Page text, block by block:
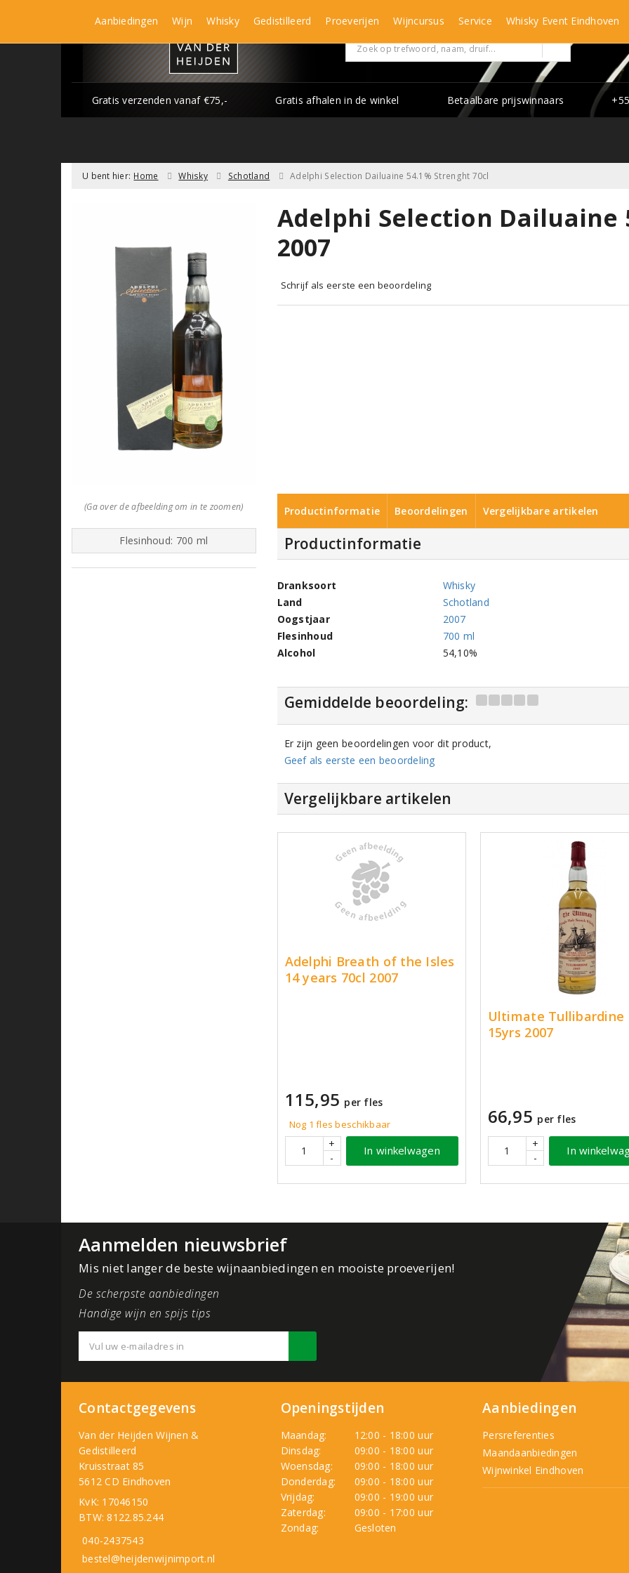
Gratis verzenden vanaf €75,- Gratis afhalen in de winkel Betaalbare prijswinnaars
Aanbiedingen Wijn Whisky Gedistilleerd Proeverijen Wijncursus Service Whisky Event Eindhoven
U bent hier: Home Whisky Schotland Adelphi Selection Dailuaine 54.1% Strenght 70cl
(Ga over de afbeelding om in te zoomen)
Flesinhoud: 700 ml
Adelphi Selection Dailuaine
2007
Schrijf als eerste een beoordeling
Productinformatie Beoordelingen Vergelijkbare artikelen
Productinformatie
Dranksoort
Whisky
Land
Schotland
Oogstjaar
2007
Flesinhoud
700 ml
Alcohol
54,10%
Gemiddelde beoordeling:
Er zijn geen beoordelingen voor dit product,
Geef als eerste een beoordeling
Vergelijkbare artikelen
Adelphi Breath of the Isles
14 years 70cl 2007
115,95 per fles
Nog 1 fles beschikbaar
+
-
In winkelwagen
Ultimate Tullibardine
15yrs 2007
66,95 per fles
+
-
In
Aanmelden nieuwsbrief
Mis niet langer de beste wijnaanbiedingen en mooiste proeverijen!
De scherpste aanbiedingen
Handige wijn en spijs tips
Contactgegevens
Van der Heijden Wijnen &
Gedistilleerd
Kruisstraat 85
5612 CD Eindhoven
KvK: 17046150
BTW: 8122.85.244
040-2437543
bestel@heijdenwijnimport.nl
Openingstijden
Maandag:
12:00 - 18:00 uur
Dinsdag:
09:00 - 18:00 uur
Woensdag:
09:00 - 18:00 uur
Donderdag:
09:00 - 18:00 uur
Vrijdag:
09:00 - 19:00 uur
Zaterdag:
09:00 - 17:00 uur
Zondag:
Gesloten
Aanbiedingen
Persreferenties
Maandaanbiedingen
Wijnwinkel Eindhoven